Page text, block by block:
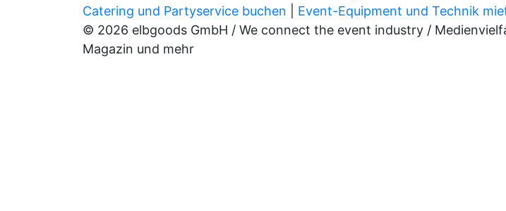
Catering und Partyservice buchen
Event-Equipment und Technik
© 2026 elbgoods GmbH / We connect the event industry /
Magazin und mehr